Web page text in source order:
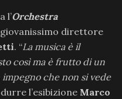
l’Orchestra
direttore
. “La musica è il
così ma è frutto di un
che non si vede
l’esibizione Marco